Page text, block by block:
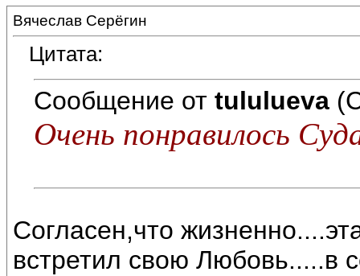
Вячеслав Серёгин
Цитата:
Сообщение от tululueva
Очень понравилось
Согласен,что
встретил свою Любовь.....в